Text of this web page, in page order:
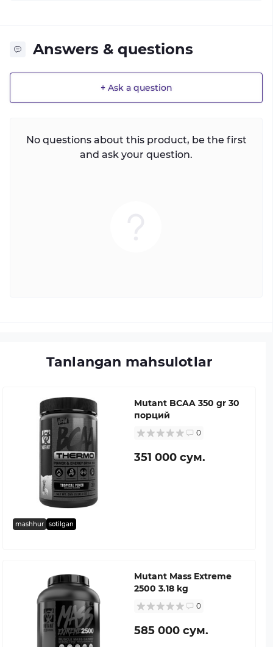
Answers & questions
+ Ask a question
No questions about this product, be the first
and ask your question.
Tanlangan mahsulotlar
mashhur sotilgan
Mutant BCAA 350 gr 30
порций
0
351 000 сум.
Mutant Mass Extreme
2500 3.18 kg
0
585 000 сум.